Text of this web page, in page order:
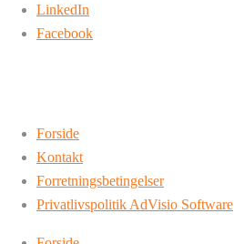
LinkedIn
Facebook
Forside
Kontakt
Forretningsbetingelser
Privatlivspolitik AdVisio Software